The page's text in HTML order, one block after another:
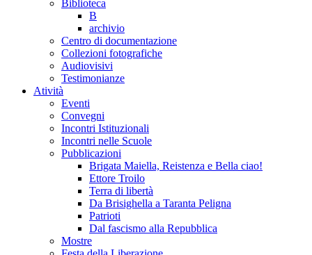
Biblioteca
B
archivio
Centro di documentazione
Collezioni fotografiche
Audiovisivi
Testimonianze
Atività
Eventi
Convegni
Incontri Istituzionali
Incontri nelle Scuole
Pubblicazioni
Brigata Maiella, Reistenza e Bella ciao!
Ettore Troilo
Terra di libertà
Da Brisighella a Taranta Peligna
Patrioti
Dal fascismo alla Repubblica
Mostre